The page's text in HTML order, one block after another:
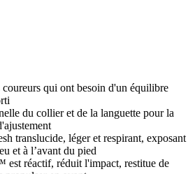
qui ont besoin d'un équilibre
du collier et de la languette pour la
translucide, léger et respirant, exposant
et à l’avant du pied
réactif, réduit l'impact, restitue de